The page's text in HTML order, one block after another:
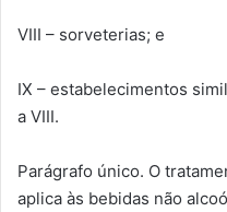
VIII – sorveterias; e
IX – estabelecimentos
a VIII.
Parágrafo único. O
aplica às bebidas não